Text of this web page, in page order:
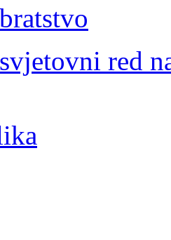
red